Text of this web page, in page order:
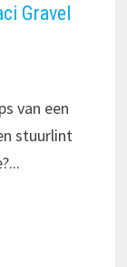
Gravel
van een
stuurlint